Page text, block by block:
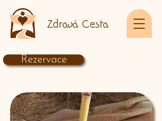
Rezervace
Zdravá Cesta